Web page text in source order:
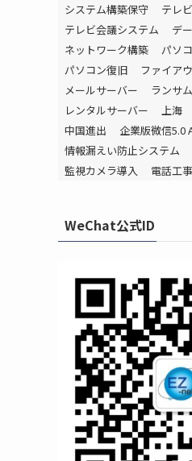
システム構築保守
テレ
テレビ会議システム
デ
ネットワーク構築
パソ
パソコン復旧
ファイア
メールサーバー
ランサ
レンタルサーバー
上海
中国進出
企業版微信5.0
情報漏えい防止システム
監視カメラ導入
電話工事
WeChat公式ID